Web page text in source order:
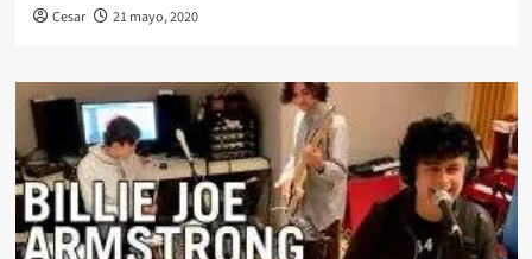
Cesar 21 mayo, 2020